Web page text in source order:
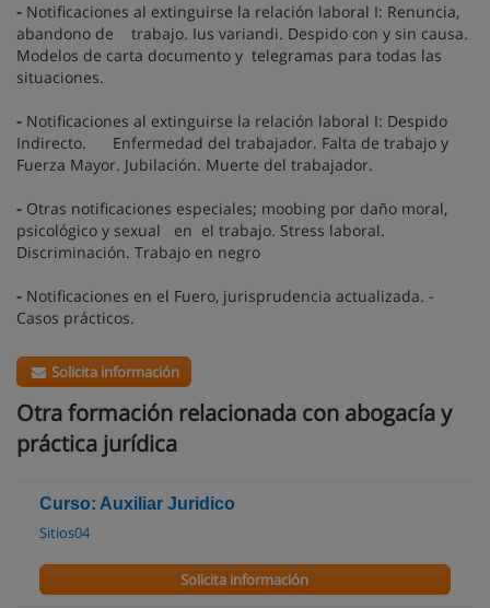
- Notificaciones al extinguirse la relación laboral I: Renuncia,
abandono de trabajo. Ius variandi. Despido con y sin causa.
Modelos de carta documento y telegramas para todas las
situaciones.
- Notificaciones al extinguirse la relación laboral I: Despido
Indirecto. Enfermedad del trabajador. Falta de trabajo y
Fuerza Mayor. Jubilación. Muerte del trabajador.
- Otras notificaciones especiales; moobing por daño moral,
psicológico y sexual en el trabajo. Stress laboral.
Discriminación. Trabajo en negro
- Notificaciones en el Fuero, jurisprudencia actualizada. -
Casos prácticos.
Solicita información
Otra formación relacionada con abogacía y
práctica jurídica
Curso: Auxiliar Juridico
Sitios04
Solicita información